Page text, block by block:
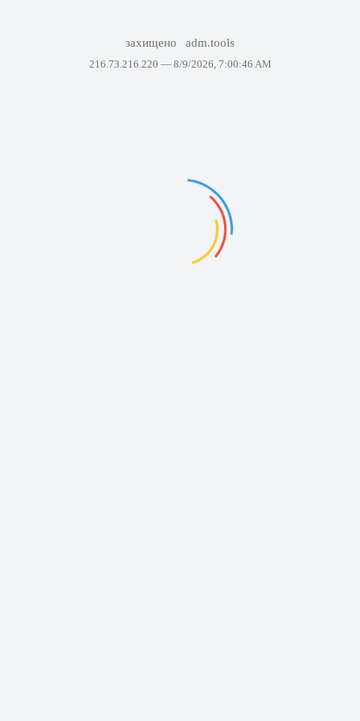
захищено adm.tools
216.73.216.220 — 8/9/2026, 7:00:46 AM